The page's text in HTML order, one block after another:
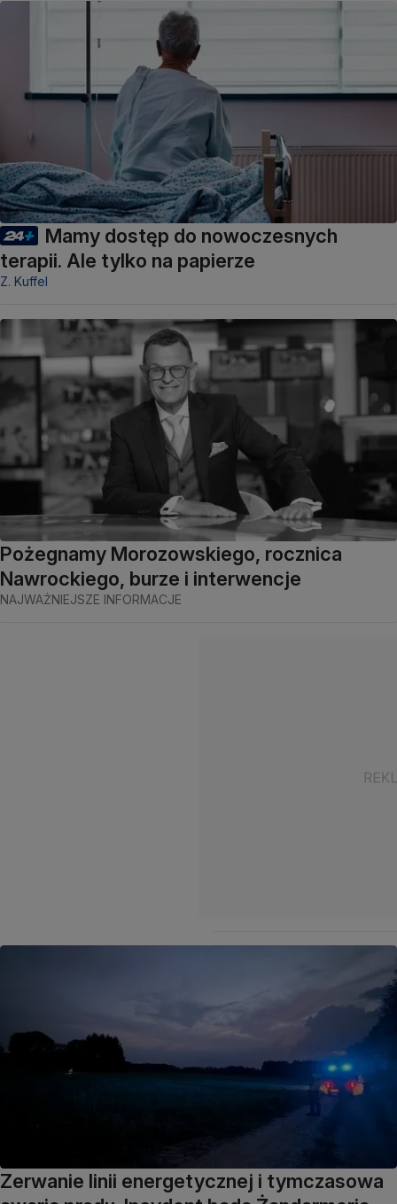
Mamy dostęp do nowoczesnych
terapii. Ale tylko na papierze
Z. Kuffel
Pożegnamy Morozowskiego, rocznica
Nawrockiego, burze i interwencje
NAJWAŻNIEJSZE INFORMACJE
Zerwanie linii energetycznej i tymczasowa